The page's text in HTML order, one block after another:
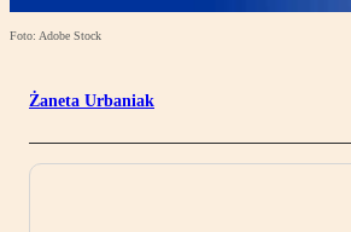
Foto: Adobe Stock
Żaneta Urbaniak